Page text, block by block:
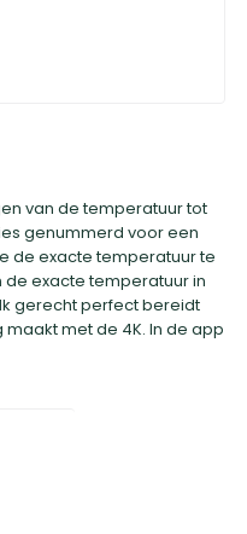
van de temperatuur tot
genummerd voor een
de exacte temperatuur te
exacte temperatuur in
gerecht perfect bereidt
met de 4K. In de app